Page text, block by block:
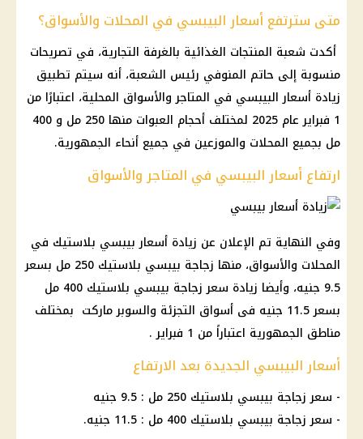
متى سترتفع أسعار البيبسي في المحلات والأسواق؟
أكدت شعبة المنتجات الغذائية بالغرفة التجارية، في تصريحات
منسوبة إلى حاتم المنوفي رئيس الشعبة، أنه سيتم تطبيق
زيادة أسعار البيبسي في المتاجر والأسواق المحلية، اعتبارًا من
1 فبراير عام 2025 لمختلف أحجام العبوات منها 250 مل و 400
مل بجميع المحلات والموزعين في جميع أنحاء الجمهورية.
ارتفاع أسعار البيبسي في المتاجر والأسواق
وفي النهاية تم الإعلان عن زيادة أسعار بيبسي بلاستيك في
المحلات والأسواق، منها زجاجة بيبسي بلاستيك 250 مل بسعر
9.5 جنيه، وأيضا زيادة سعر زجاجة بيبسي بلاستيك 400 مل
بسعر 11.5 جنيه فى أسواق التجزئة والسوبر ماركت بمختلف
مناطق الجمهورية اعتباراً من 1 فبراير .
أسعار البيبسي الجديدة بعد الارتفاع
- سعر زجاجة بيبسي بلاستيك 250 مل : 9.5 جنيه
- سعر زجاجة بيبسي بلاستيك 400 مل : 11.5 جنيه.